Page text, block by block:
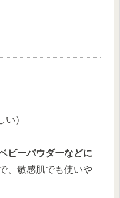
）
ビーパウダーなどに
、敏感肌でも使いや